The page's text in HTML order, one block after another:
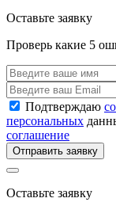
Оставьте заявку
Проверь какие 5
Подтверждаю
персональных
соглашение
Отправить заявку
Оставьте заявку